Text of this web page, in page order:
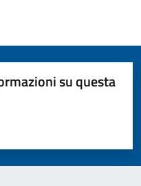
su questa
5